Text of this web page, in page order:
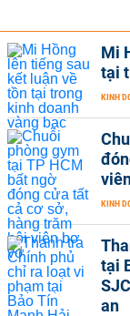
Mi
tại
KINH
KINH
tại
an